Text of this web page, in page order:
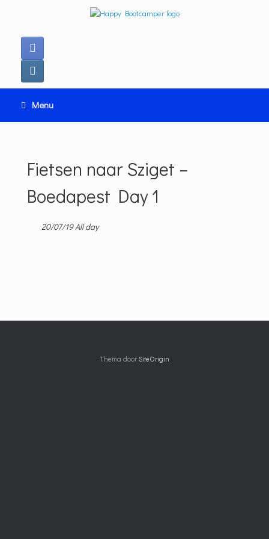
inhoud
Menu
Fietsen naar Sziget –
Boedapest Day 1
20/07/19 All day
Thema door SiteOrigin